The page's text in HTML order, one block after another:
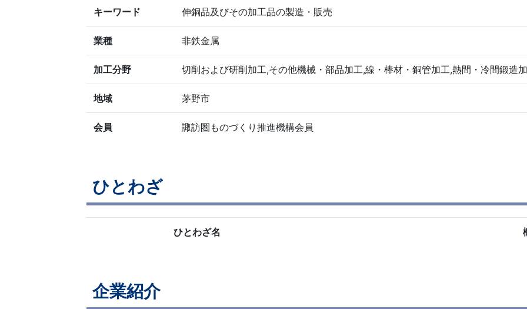
キーワード 伸銅品及びその加工品の製造・販売
業種 非鉄金属
加工分野 切削および研削加工,その他機械・部品加工,線・棒材・銅管加工,熱間・冷間鍛造
地域 茅野市
会員 諏訪圏ものづくり推進機構会員
ひとわざ
ひとわざ名
企業紹介